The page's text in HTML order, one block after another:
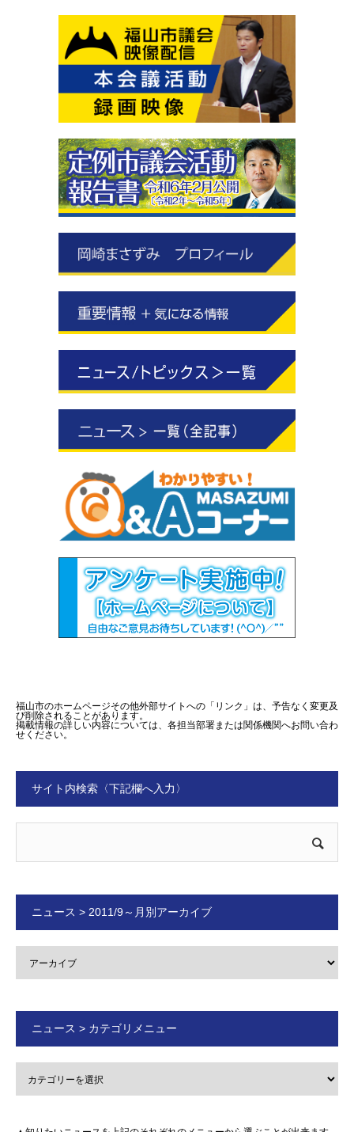
福山市のホームページその他外部サイトへの「リンク」は、予告なく変更及
び削除されることがあります。
掲載情報の詳しい内容については、各担当部署または関係機関へお問い合わ
せください。
サイト内検索〈下記欄へ入力〉
ニュース > 2011/9～月別アーカイブ
ニュース > カテゴリメニュー